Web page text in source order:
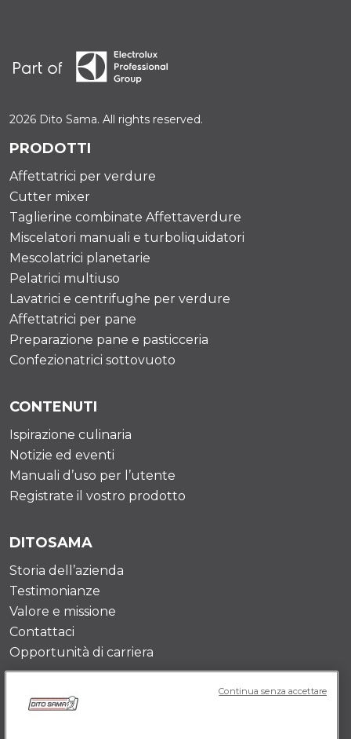
2026 Dito Sama. All rights reserved.
PRODOTTI
Affettatrici per verdure
Cutter mixer
Taglierine combinate Affettaverdure
Miscelatori manuali e turboliquidatori
Mescolatrici planetarie
Pelatrici multiuso
Lavatrici e centrifughe per verdure
Affettatrici per pane
Preparazione pane e pasticceria
Confezionatrici sottovuoto
CONTENUTI
Ispirazione culinaria
Notizie ed eventi
Manuali d’uso per l’utente
Registrate il vostro prodotto
DITOSAMA
Storia dell’azienda
Testimonianze
Valore e missione
Contattaci
Opportunità di carriera
POLICY IT Continua senza accettare